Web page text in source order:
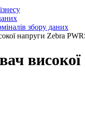
збору даних
напруги Zebra